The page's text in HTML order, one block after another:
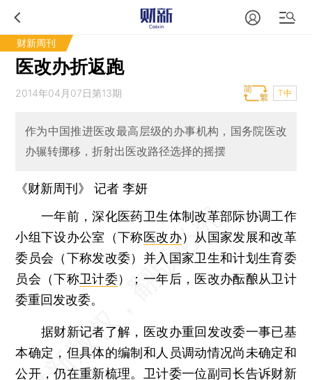
财新周刊
医改办折返跑
2014年04月07日第13期 T中
作为中国推进医改最高层级的办事机构，国务院医改
办辗转挪移，折射出医改路径选择的摇摆
《财新周刊》 记者李妍
一年前，深化医药卫生体制改革部际协调工作
小组下设办公室（下称医改办）从国家发展和改革
委员会（下称发改委）并入国家卫生和计划生育委
员会（下称卫计委）；一年后，医改办酝酿从卫计
委重回发改委。
据财新记者了解，医改办重回发改委一事已基
本确定，但具体的编制和人员调动情况尚未确定和
公开，仍在重新梳理。卫计委一位副司长告诉财新